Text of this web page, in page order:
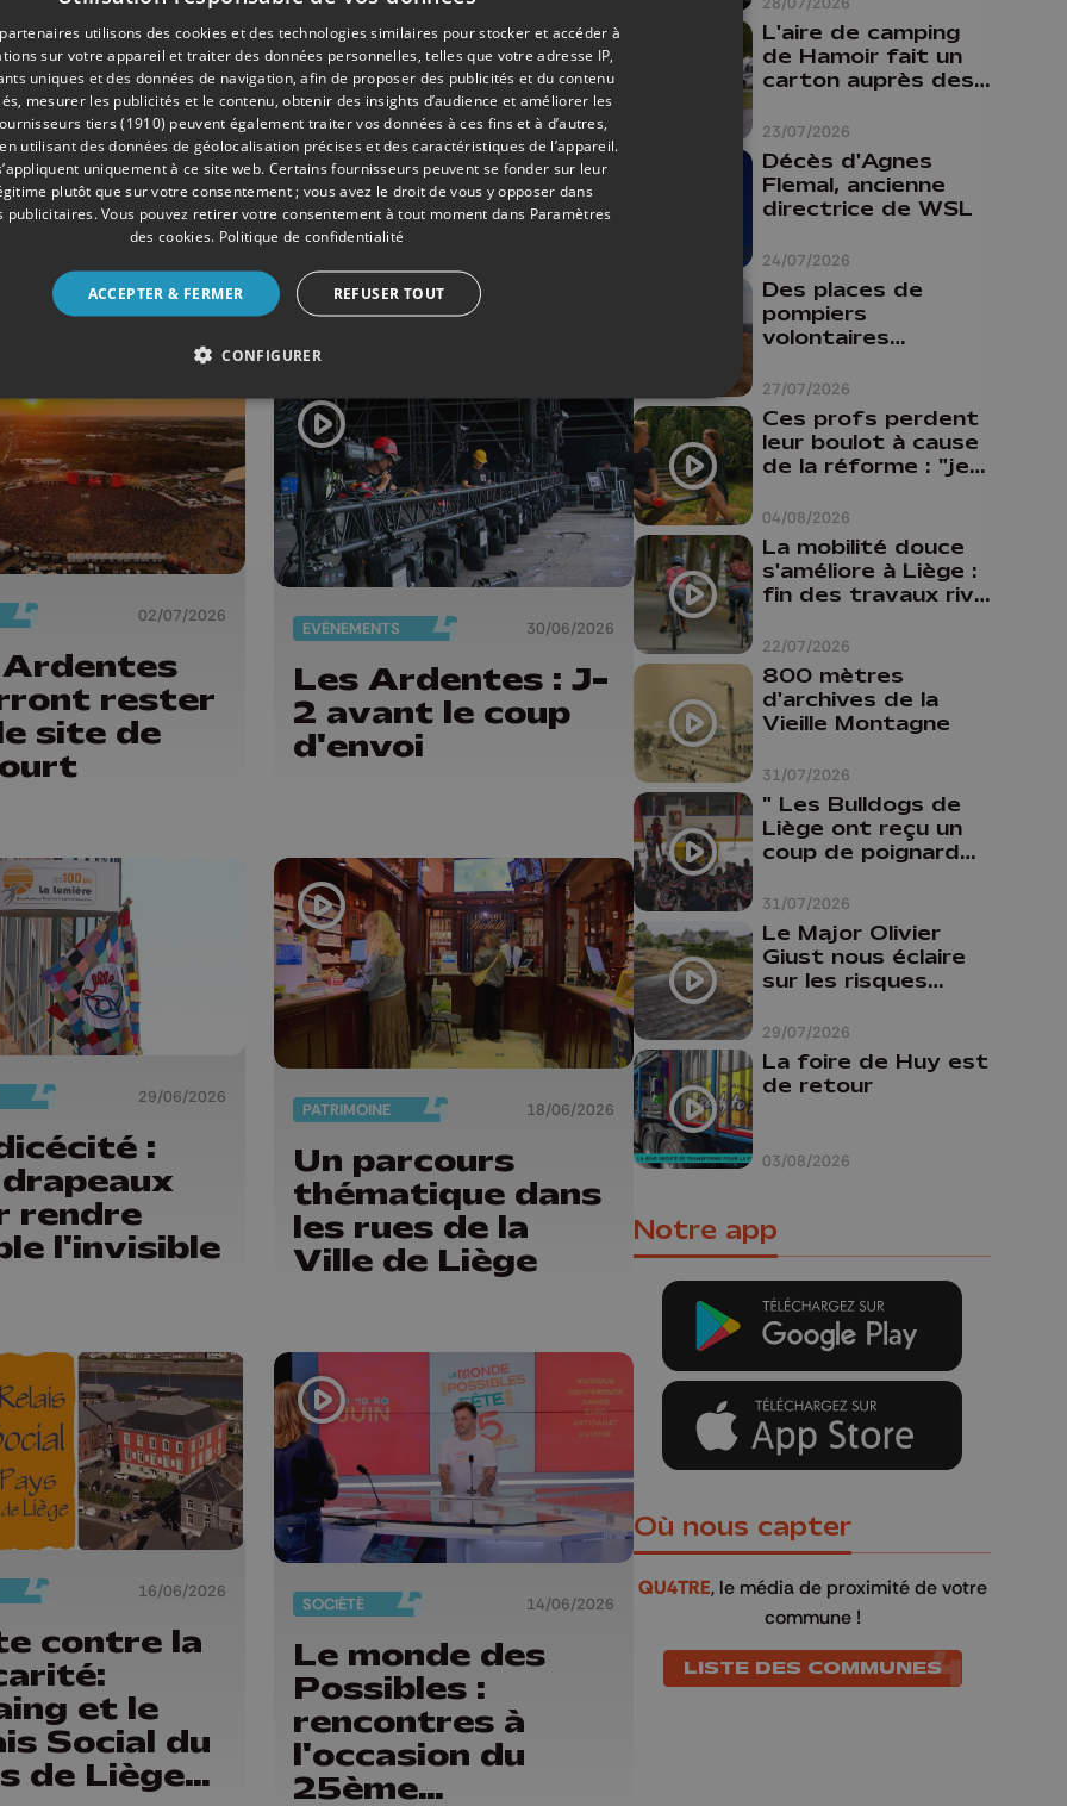
08/07/2026
Open :
réussi
Gauthier
ÉMISSIONS 06/07/2026
Droits
d’enregistrement
à 3 % : un levier
pour réduire le
coût d’un achat
immobilier
02/07/2026
Ardentes
rester
site de
EVÈNEMENTS 30/06/2026
Les Ardentes : J-
2 avant le coup
d'envoi
29/06/2026
:
rendre
l'invisible
PATRIMOINE 18/06/2026
Un parcours
thématique dans
les rues de la
Ville de Liège
16/06/2026
contre la
et le
Social du
de Liège
SOCIÉTÉ 14/06/2026
Le monde des
Possibles :
rencontres à
l'occasion du
25ème
faire
23/07/2026
L'aire de camping
de Hamoir fait un
carton auprès des
24/07/2026
Décès d'Agnes
Flemal, ancienne
directrice de WSL
27/07/2026
Des places de
pompiers
volontaires
province de Liège :
"Un citoyen qui
n'est formé ne
peut pas nous
aider"
04/08/2026
Ces profs perdent
leur boulot à cause
de la réforme : "je
comme prof que
comme
pharmacienne"
22/07/2026
La mobilité douce
s'améliore à Liège :
fin des travaux rive
cyclo-piétonnes
Avroy et
Guillemins...
31/07/2026
800 mètres
d'archives de la
Vieille Montagne
31/07/2026
" Les Bulldogs de
Liège ont reçu un
coup de poignard
29/07/2026
Le Major Olivier
Giust nous éclaire
sur les risques
Belgique : "Un
incendie comme en
Gironde ne pourrait
pas avoir lieu chez
03/08/2026
La foire de Huy est
de retour
Notre app
Où nous capter
QU4TRE, le média de proximité de votre
commune !
LISTE DES COMMUNES
utilisons des cookies et des technologies similaires pour stocker et accéder à
sur votre appareil et traiter des données personnelles, telles que votre adresse IP,
uniques et des données de navigation, afin de proposer des publicités et du contenu
mesurer les publicités et le contenu, obtenir des insights d’audience et améliorer les
tiers (1910) peuvent également traiter vos données à ces fins et à d’autres,
utilisant des données de géolocalisation précises et des caractéristiques de l’appareil.
uniquement à ce site web. Certains fournisseurs peuvent se fonder sur leur
plutôt que sur votre consentement ; vous avez le droit de vous y opposer dans
publicitaires. Vous pouvez retirer votre consentement à tout moment dans Paramètres
des cookies. Politique de confidentialité
ACCEPTER & FERMER REFUSER TOUT
CONFIGURER